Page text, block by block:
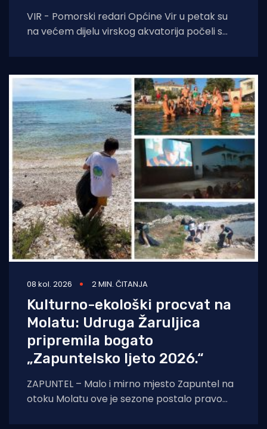
VIR - Pomorski redari Općine Vir u petak su
na većem dijelu virskog akvatorija počeli s
08 kol. 2026 2 MIN. ČITANJA
Kulturno-ekološki procvat na
Molatu: Udruga Žaruljica
pripremila bogato
„Zapuntelsko ljeto 2026.“
ZAPUNTEL – Malo i mirno mjesto Zapuntel na
otoku Molatu ove je sezone postalo pravo